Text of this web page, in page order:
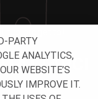
PARTY
ANALYTICS,
WEBSITE’S
IMPROVE IT.